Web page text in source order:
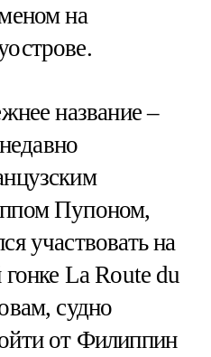
на
название –
Пупоном,
участвовать на
La Route du
судно
от Филиппин